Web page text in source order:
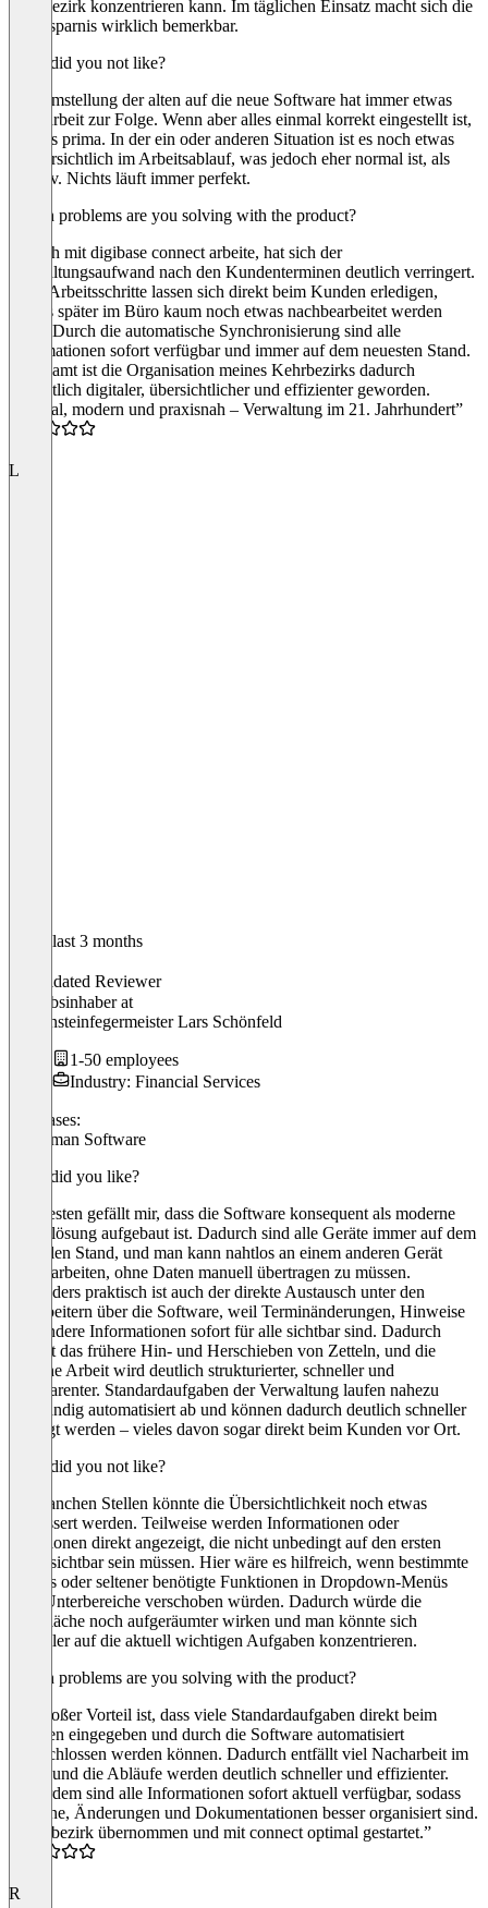
Kehrbezirk konzentrieren kann. Im täglichen Einsatz macht sich die
Zeitersparnis wirklich bemerkbar.
What did you not like?
Die Umstellung der alten auf die neue Software hat immer etwas
Mehrarbeit zur Folge. Wenn aber alles einmal korrekt eingestellt ist,
läuft es prima. In der ein oder anderen Situation ist es noch etwas
unübersichtlich im Arbeitsablauf, was jedoch eher normal ist, als
negativ. Nichts läuft immer perfekt.
Which problems are you solving with the product?
Seit ich mit digibase connect arbeite, hat sich der
Verwaltungsaufwand nach den Kundenterminen deutlich verringert.
Viele Arbeitsschritte lassen sich direkt beim Kunden erledigen,
sodass später im Büro kaum noch etwas nachbearbeitet werden
muss. Durch die automatische Synchronisierung sind alle
Informationen sofort verfügbar und immer auf dem neuesten Stand.
Insgesamt ist die Organisation meines Kehrbezirks dadurch
wesentlich digitaler, übersichtlicher und effizienter geworden.
“Digital, modern und praxisnah – Verwaltung im 21. Jahrhundert”
L
In the last 3 months
Validated Reviewer
Betriebsinhaberat
Schornsteinfegermeister Lars Schönfeld
1-50 employees
Industry: Financial Services
Use cases:
Craftsman Software
What did you like?
Am besten gefällt mir, dass die Software konsequent als moderne
Cloudlösung aufgebaut ist. Dadurch sind alle Geräte immer auf dem
aktuellen Stand, und man kann nahtlos an einem anderen Gerät
weiterarbeiten, ohne Daten manuell übertragen zu müssen.
Besonders praktisch ist auch der direkte Austausch unter den
Mitarbeitern über die Software, weil Terminänderungen, Hinweise
und andere Informationen sofort für alle sichtbar sind. Dadurch
entfällt das frühere Hin- und Herschieben von Zetteln, und die
tägliche Arbeit wird deutlich strukturierter, schneller und
transparenter. Standardaufgaben der Verwaltung laufen nahezu
vollständig automatisiert ab und können dadurch deutlich schneller
erledigt werden – vieles davon sogar direkt beim Kunden vor Ort.
What did you not like?
An manchen Stellen könnte die Übersichtlichkeit noch etwas
verbessert werden. Teilweise werden Informationen oder
Funktionen direkt angezeigt, die nicht unbedingt auf den ersten
Blick sichtbar sein müssen. Hier wäre es hilfreich, wenn bestimmte
Details oder seltener benötigte Funktionen in Dropdown-Menüs
oder Unterbereiche verschoben würden. Dadurch würde die
Oberfläche noch aufgeräumter wirken und man könnte sich
schneller auf die aktuell wichtigen Aufgaben konzentrieren.
Which problems are you solving with the product?
Ein großer Vorteil ist, dass viele Standardaufgaben direkt beim
Kunden eingegeben und durch die Software automatisiert
abgeschlossen werden können. Dadurch entfällt viel Nacharbeit im
Büro, und die Abläufe werden deutlich schneller und effizienter.
Außerdem sind alle Informationen sofort aktuell verfügbar, sodass
Termine, Änderungen und Dokumentationen besser organisiert sind.
“Kehrbezirk übernommen und mit connect optimal gestartet.”
R